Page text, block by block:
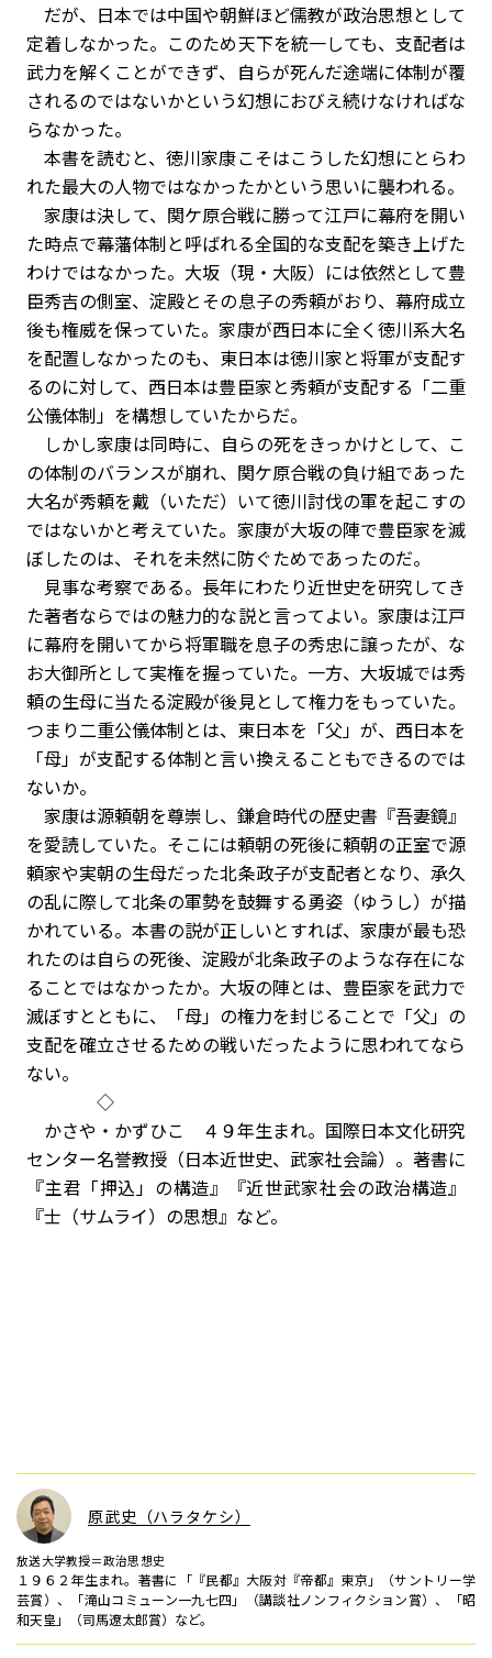
だが、日本では中国や朝鮮ほど儒教が政治思想として
定着しなかった。このため天下を統一しても、支配者は
武力を解くことができず、自らが死んだ途端に体制が覆
されるのではないかという幻想におびえ続けなければな
らなかった。
本書を読むと、徳川家康こそはこうした幻想にとらわ
れた最大の人物ではなかったかという思いに襲われる。
家康は決して、関ケ原合戦に勝って江戸に幕府を開い
た時点で幕藩体制と呼ばれる全国的な支配を築き上げた
わけではなかった。大坂（現・大阪）には依然として豊
臣秀吉の側室、淀殿とその息子の秀頼がおり、幕府成立
後も権威を保っていた。家康が西日本に全く徳川系大名
を配置しなかったのも、東日本は徳川家と将軍が支配す
るのに対して、西日本は豊臣家と秀頼が支配する「二重
公儀体制」を構想していたからだ。
しかし家康は同時に、自らの死をきっかけとして、こ
の体制のバランスが崩れ、関ケ原合戦の負け組であった
大名が秀頼を戴（いただ）いて徳川討伐の軍を起こすの
ではないかと考えていた。家康が大坂の陣で豊臣家を滅
ぼしたのは、それを未然に防ぐためであったのだ。
見事な考察である。長年にわたり近世史を研究してき
た著者ならではの魅力的な説と言ってよい。家康は江戸
に幕府を開いてから将軍職を息子の秀忠に譲ったが、な
お大御所として実権を握っていた。一方、大坂城では秀
頼の生母に当たる淀殿が後見として権力をもっていた。
つまり二重公儀体制とは、東日本を「父」が、西日本を
「母」が支配する体制と言い換えることもできるのでは
ないか。
家康は源頼朝を尊崇し、鎌倉時代の歴史書『吾妻鏡』
を愛読していた。そこには頼朝の死後に頼朝の正室で源
頼家や実朝の生母だった北条政子が支配者となり、承久
の乱に際して北条の軍勢を鼓舞する勇姿（ゆうし）が描
かれている。本書の説が正しいとすれば、家康が最も恐
れたのは自らの死後、淀殿が北条政子のような存在にな
ることではなかったか。大坂の陣とは、豊臣家を武力で
滅ぼすとともに、「母」の権力を封じることで「父」の
支配を確立させるための戦いだったように思われてなら
ない。
◇
かさや・かずひこ ４９年生まれ。国際日本文化研究
センター名誉教授（日本近世史、武家社会論）。著書に
『主君「押込」の構造』『近世武家社会の政治構造』
『士（サムライ）の思想』など。
原武史（ハラタケシ）
放送大学教授＝政治思想史
１９６２年生まれ。著書に「『民都』大阪対『帝都』東京」（サントリー学
芸賞）、「滝山コミューン一九七四」（講談社ノンフィクション賞）、「昭
和天皇」（司馬遼太郎賞）など。